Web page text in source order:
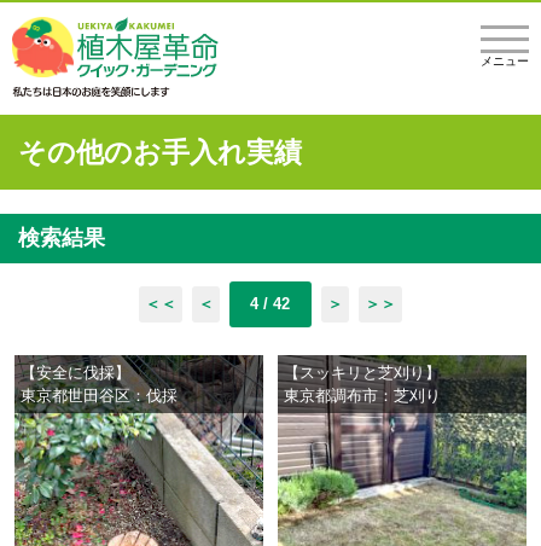
メニュー
その他のお手入れ実績
検索結果
＜＜ ＜ 4 / 42 ＞ ＞＞
【安全に伐採】
東京都世田谷区：伐採
【スッキリと芝刈り】
東京都調布市：芝刈り